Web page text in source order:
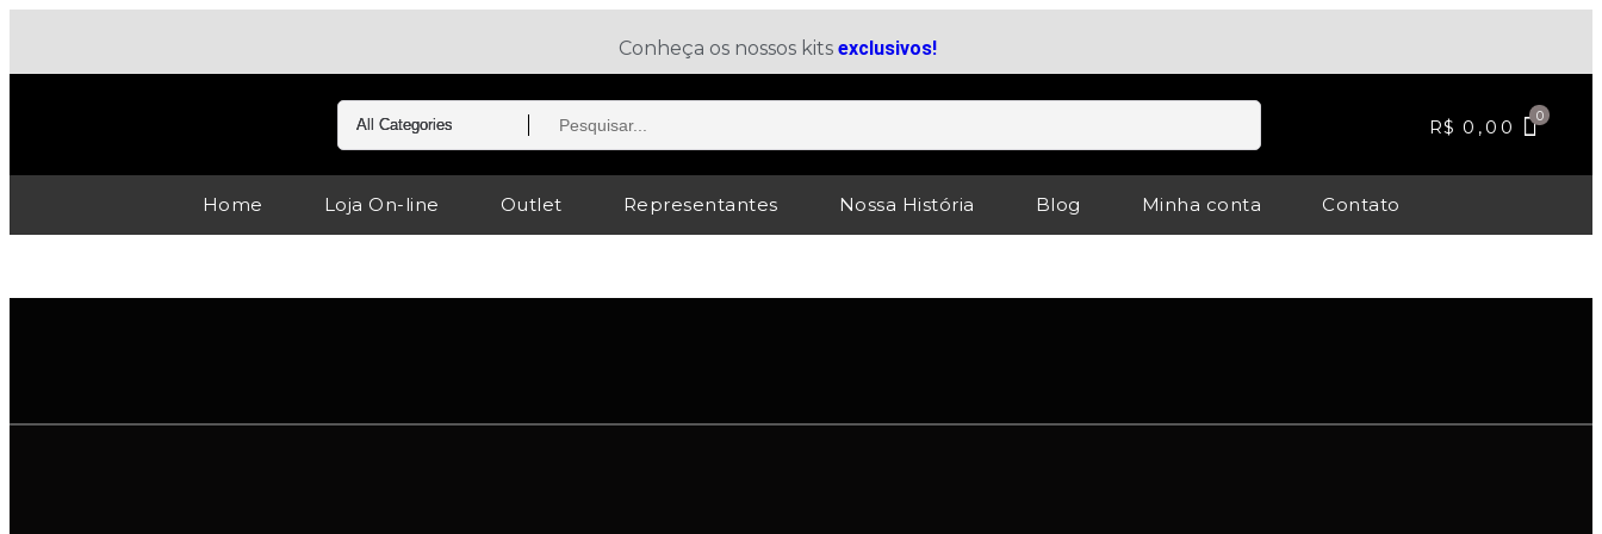
Conheça os nossos kitsexclusivos!
R$ 0,00
Home Loja On-line Outlet Representantes Nossa História Blog Minha conta Contato